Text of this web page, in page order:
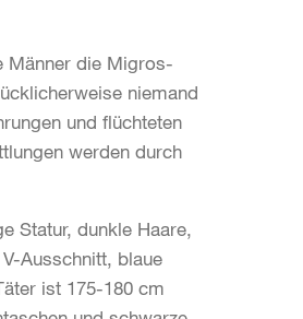
Männer die Migros-
niemand
und flüchteten
werden durch
Statur, dunkle Haare,
Ausschnitt, blaue
ist 175-180 cm